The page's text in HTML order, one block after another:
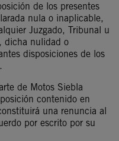
de los presentes
nula o inaplicable,
Juzgado, Tribunal u
dicha nulidad o
disposiciones de los
de Motos Siebla
contenido en
una renuncia al
por escrito por su